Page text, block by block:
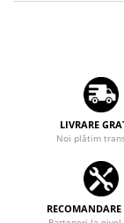
LIVRARE
Noi plătim